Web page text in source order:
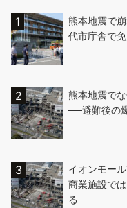
熊本地震で
代市庁舎で
熊本地震で
──避難後の
イオンモー
商業施設で
る